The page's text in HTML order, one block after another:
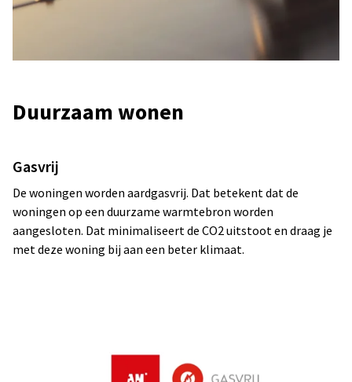
Duurzaam wonen
Gasvrij
De woningen worden aardgasvrij. Dat betekent dat de
woningen op een duurzame warmtebron worden
aangesloten. Dat minimaliseert de CO2 uitstoot en draag je
met deze woning bij aan een beter klimaat.